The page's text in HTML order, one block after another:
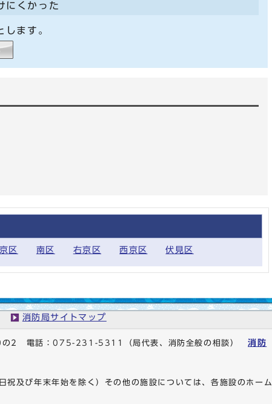
にくかった
ます。
区 南区 右京区 西京区 伏見区
消防局サイトマップ
の2 電話：075-231-5311 （局代表、消防全般の相談）消防
及び年末年始を除く）その他の施設については、各施設のホーム